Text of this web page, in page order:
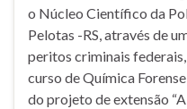
o Núcleo Científico da
Pelotas -RS, através de
peritos criminais
curso de Química
do projeto de extensão